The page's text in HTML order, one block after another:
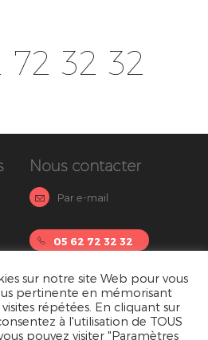
32 32
nous sur :
Nous contacter
Par e-mail
05 62 72 32 32
sur notre site Web pour vous
pertinente en mémorisant
répétées. En cliquant sur
à l'utilisation de TOUS
pouvez visiter "Paramètres